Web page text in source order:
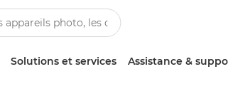
Solutions et services Assistance &